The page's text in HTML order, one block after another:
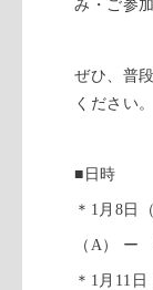
み・ご参
ぜひ、普
ください。
■日時
＊1月8日
（A） ー
＊1月11日